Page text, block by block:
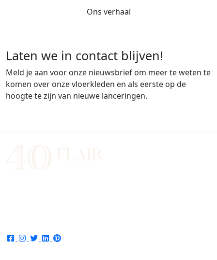
Ons verhaal
Laten we in contact blijven!
Meld je aan voor onze nieuwsbrief om meer te weten te
komen over onze vloerkleden en als eerste op de
hoogte te zijn van nieuwe lanceringen.